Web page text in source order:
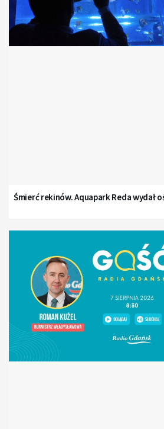
Śmierć rekinów. Aquapark Reda wydał